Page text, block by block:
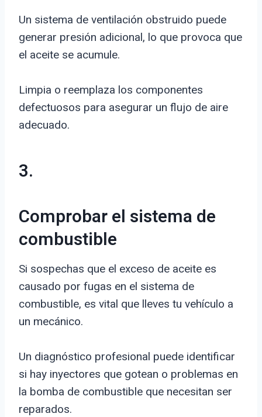
Un sistema de ventilación obstruido puede
generar presión adicional, lo que provoca que
el aceite se acumule.
Limpia o reemplaza los componentes
defectuosos para asegurar un flujo de aire
adecuado.
3.
Comprobar el sistema de
combustible
Si sospechas que el exceso de aceite es
causado por fugas en el sistema de
combustible, es vital que lleves tu vehículo a
un mecánico.
Un diagnóstico profesional puede identificar
si hay inyectores que gotean o problemas en
la bomba de combustible que necesitan ser
reparados.